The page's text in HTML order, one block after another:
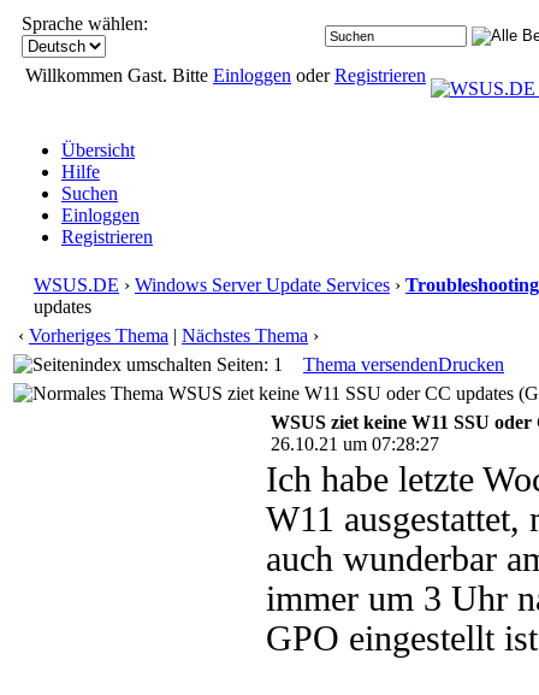
Sprache wählen:
Willkommen Gast. Bitte Einloggen oderRegistrieren
Übersicht
Hilfe
Suchen
Einloggen
Registrieren
WSUS.DE › Windows Server Update Services › Troubleshooting
updates
‹ Vorheriges Thema | Nächstes Thema ›
Seiten: 1
Thema versendenDrucken
WSUS ziet keine W11 SSU oder CC updates
WSUS ziet keine W11 SSU oder
26.10.21 um 07:28:27
Ich habe letzte
W11
auch wunderbar
immer um 3 Uhr
GPO eingestellt